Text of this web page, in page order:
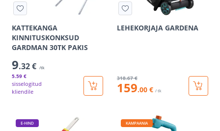
KATTEKANGA
KINNITUSKONKSUD
GARDMAN 30TK PAKIS
9.32 € /tk
5.59 €
sisselogitud
kliendile
LEHEKORJAJA GARDENA
318.67 €
159.00 € / tk
E-HIND KAMPAANIA